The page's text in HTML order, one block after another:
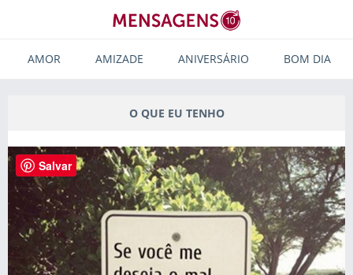
AMOR AMIZADE ANIVERSÁRIO BOM DIA
O QUE EU TENHO
Salvar